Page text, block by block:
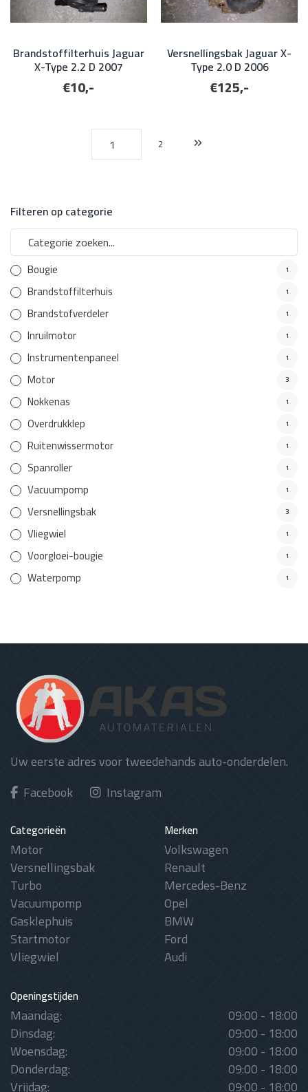
Brandstoffilterhuis Jaguar
X-Type 2.2 D 2007
€10,-
Versnellingsbak Jaguar X-
Type 2.0 D 2006
€125,-
2
Filteren op categorie
Bougie 1
Brandstoffilterhuis 1
Brandstofverdeler 1
Inruilmotor 1
Instrumentenpaneel 1
Motor 3
Nokkenas 1
Overdrukklep 1
Ruitenwissermotor 1
Spanroller 1
Vacuumpomp 1
Versnellingsbak 3
Vliegwiel 1
Voorgloei-bougie 1
Waterpomp 1
Uw eerste adres voor tweedehands auto-onderdelen.
Facebook
Instagram
Categorieën
Motor
Versnellingsbak
Turbo
Vacuumpomp
Gasklephuis
Startmotor
Vliegwiel
Merken
Volkswagen
Renault
Mercedes-Benz
Opel
BMW
Ford
Audi
Openingstijden
Maandag: 09:00 - 18:00
Dinsdag: 09:00 - 18:00
Woensdag: 09:00 - 18:00
Donderdag: 09:00 - 18:00
Vrijdag: 09:00 - 18:00